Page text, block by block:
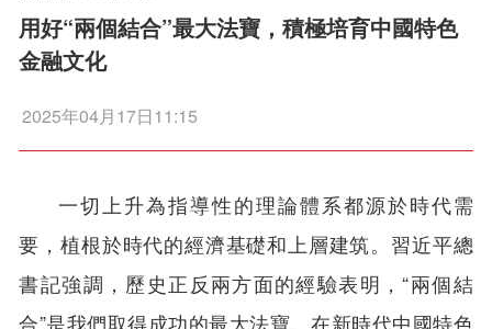
用好“兩個結合”最大法寶，積極培育中國特色
金融文化
2025年04月17日11:15
一切上升為指導性的理論體系都源於時代需
要，植根於時代的經濟基礎和上層建筑。習近平總
書記強調，歷史正反兩方面的經驗表明，“兩個結
合”是我們取得成功的最大法寶。在新時代中國特色